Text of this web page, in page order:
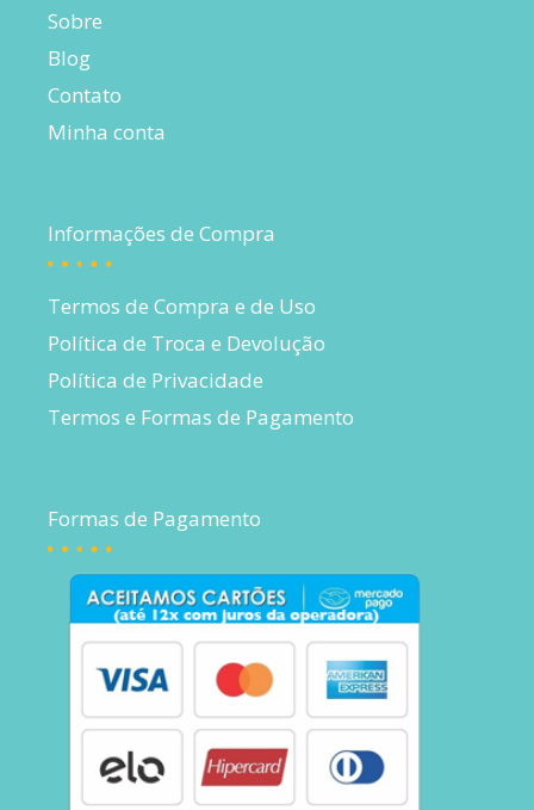
Sobre
Blog
Contato
Minha conta
Informações de Compra
Termos de Compra e de Uso
Política de Troca e Devolução
Política de Privacidade
Termos e Formas de Pagamento
Formas de Pagamento